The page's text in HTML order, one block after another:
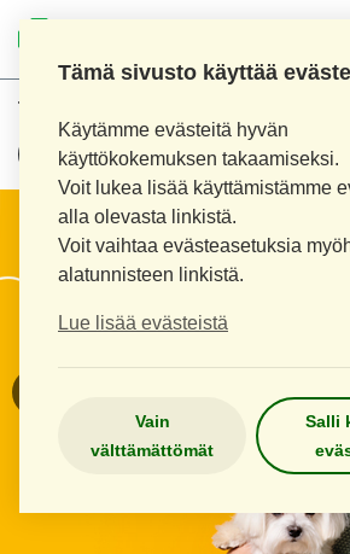
Tämä sivusto käyttää
Käytämme evästeitä hyvän
käyttökokemuksen takaamiseksi.
Voit lukea lisää käyttämistämme
alla olevasta linkistä.
Voit vaihtaa evästeasetuksia
alatunnisteen linkistä.
Lue lisää evästeistä
Vain
välttämättömät
Salli
Tuotehaku: